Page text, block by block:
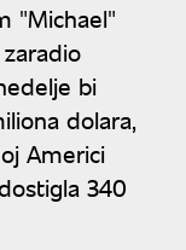
"Michael"
bi
dolara,
Americi
340